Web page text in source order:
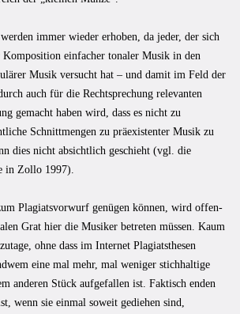
immer wieder erhoben, da jeder, der sich
Komposition einfacher tonaler Musik in den
Musik versucht hat – und damit im Feld der
auch für die Rechtsprechung relevanten
gemacht haben wird, dass es nicht zu
Schnittmengen zu präexistenter Musik zu
dies nicht absichtlich geschieht (vgl. die
in Zollo 1997).
Plagiatsvorwurf genügen können, wird offen­
Grat hier die Musiker betreten müssen. Kaum
ohne dass im Internet Plagiatsthesen
eine mal mehr, mal weniger stichhaltige
anderen Stück aufgefallen ist. Faktisch enden
wenn sie einmal soweit gediehen sind,